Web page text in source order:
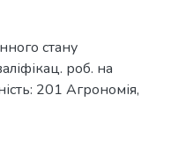
стану
роб. на
201 Агрономія,